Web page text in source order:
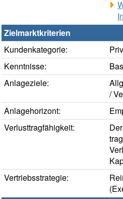
Zielmarktkriterien
Kundenkategorie:
Kenntnisse:
Anlageziele:
/
Anlagehorizont:
Verlusttragfähigkeit:
Vertriebsstrategie: